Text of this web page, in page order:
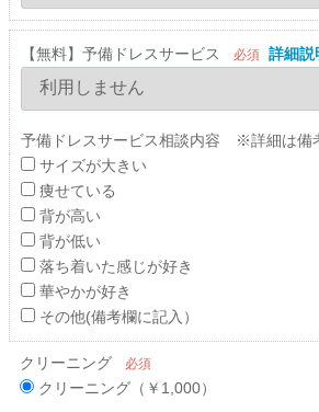
【無料】予備ドレスサービス 必須 詳細説
予備ドレスサービス相談内容 ※詳細は備
サイズが大きい
痩せている
背が高い
背が低い
落ち着いた感じが好き
華やかが好き
その他(備考欄に記入）
クリーニング 必須
クリーニング（￥1,000）